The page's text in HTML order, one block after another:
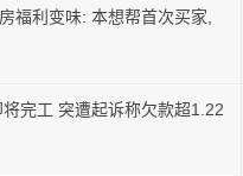
福利变味: 本想帮首次买家,
完工 突遭起诉称欠款超1.22